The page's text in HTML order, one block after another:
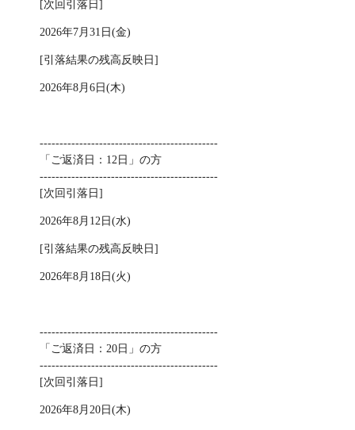
[次回引落日]
2026年7月31日(金)
[引落結果の残高反映日]
2026年8月6日(木)
---------------------------------------------
「ご返済日：12日」の方
---------------------------------------------
[次回引落日]
2026年8月12日(水)
[引落結果の残高反映日]
2026年8月18日(火)
---------------------------------------------
「ご返済日：20日」の方
---------------------------------------------
[次回引落日]
2026年8月20日(木)